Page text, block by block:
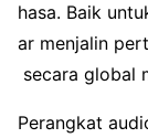
hasa. Baik
ar menjalin
secara global
Perangkat